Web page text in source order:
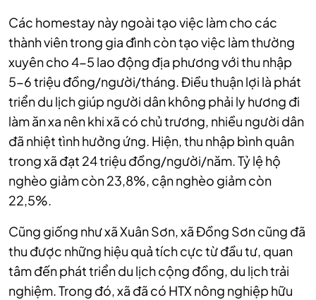
Các homestay này ngoài tạo việc làm cho các
thành viên trong gia đình còn tạo việc làm thường
xuyên cho 4-5 lao động địa phương với thu nhập
5-6 triệu đồng/người/tháng. Điều thuận lợi là phát
triển du lịch giúp người dân không phải ly hương đi
làm ăn xa nên khi xã có chủ trương, nhiều người dân
đã nhiệt tình hưởng ứng. Hiện, thu nhập bình quân
trong xã đạt 24 triệu đồng/người/năm. Tỷ lệ hộ
nghèo giảm còn 23,8%, cận nghèo giảm còn
22,5%.
Cũng giống như xã Xuân Sơn, xã Đồng Sơn cũng đã
thu được những hiệu quả tích cực từ đầu tư, quan
tâm đến phát triển du lịch cộng đồng, du lịch trải
nghiệm. Trong đó, xã đã có HTX nông nghiệp hữu